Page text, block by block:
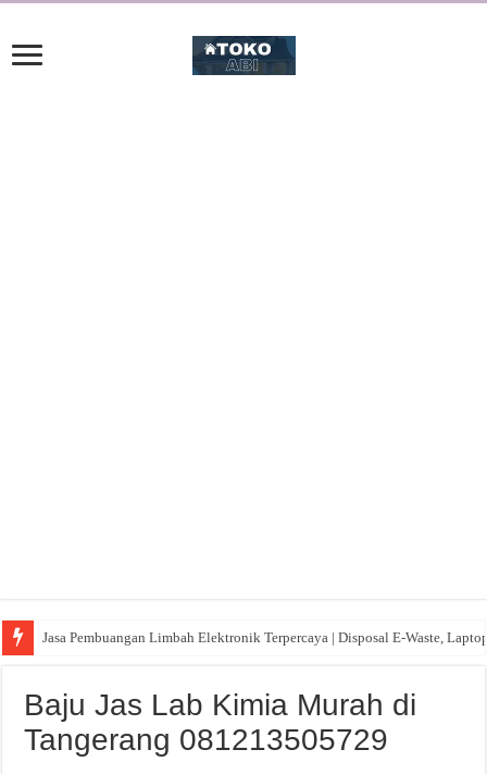
Jasa Pembuangan Limbah Elektronik Terpercaya | Disposal E-Waste,
Baju Jas Lab Kimia Murah di
Tangerang 081213505729